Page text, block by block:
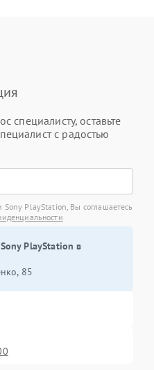
специалисту, оставьте
с радостью
Sony PlayStation, Вы соглашаетесь
PlayStation в
85